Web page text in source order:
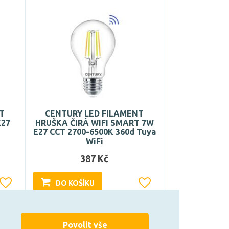
CENTURY LED FILAMENT
HRUŠKA ČIRÁ WIFI SMART 7W
E27 CCT 2700-6500K 360d Tuya
WiFi
387 Kč
DO KOŠÍKU
Povolit vše